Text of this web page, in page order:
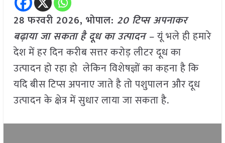
28 फरवरी 2026, भोपाल: 20 टिप्स अपनाकर
बढ़ाया जा सकता है दूध का उत्पादन –यूं भले ही हमारे
देश में हर दिन करीब सत्तर करोड़ लीटर दूध का
उत्पादन हो रहा हो लेकिन विशेषज्ञों का कहना है कि
यदि बीस टिप्स अपनाए जाते है तो पशुपालन और दूध
उत्पादन के क्षेत्र में सुधार लाया जा सकता है.